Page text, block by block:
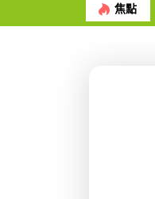
焦點